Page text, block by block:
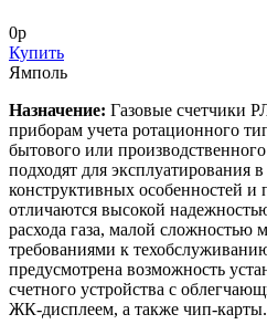
0р
Купить
Ямполь
Назначение: Газовые счетчики
приборам учета ротационного
бытового или
подходят для
конструктивных особенностей и
отличаются высокой
расхода газа, малой сложностью
требованиями к
предусмотрена возможность
счетного устройства с
ЖК-дисплеем, а также чип-карты.